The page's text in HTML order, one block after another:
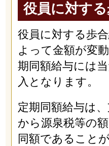
役員に対す
役員に対する歩
よって金額が変
期同額給与には
入となります。
定期同額給与は
から源泉税等の
同額であること